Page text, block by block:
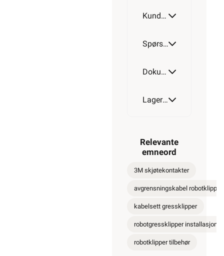
Kundeomtale
Spørsmål og svar
Dokumentasjon
Lagerstatus
Relevante
emneord
3M skjøtekontakter
avgrensningskabel robotklipper
kabelsett gressklipper
robotgressklipper installasjon
robotklipper tilbehør